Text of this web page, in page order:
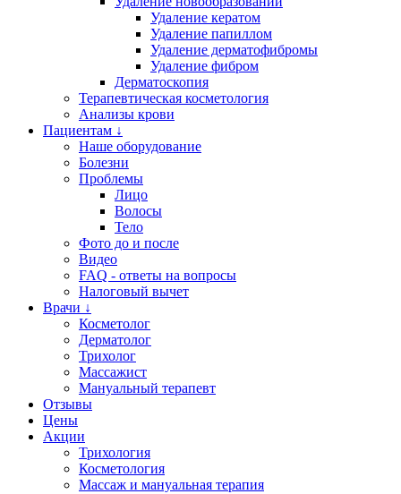
Удаление кератом
Удаление папиллом
Удаление дерматофибромы
Удаление фибром
Дерматоскопия
Терапевтическая косметология
Анализы крови
Пациентам ↓
Наше оборудование
Болезни
Проблемы
Лицо
Волосы
Тело
Фото до и после
Видео
FAQ - ответы на вопросы
Налоговый вычет
Врачи ↓
Косметолог
Дерматолог
Трихолог
Массажист
Мануальный терапевт
Отзывы
Цены
Акции
Трихология
Косметология
Массаж и мануальная терапия